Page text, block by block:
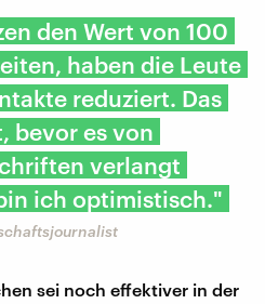
den Wert von 100
haben die Leute
reduziert. Das
bevor es von
verlangt
ich optimistisch."
sei noch effektiver in der